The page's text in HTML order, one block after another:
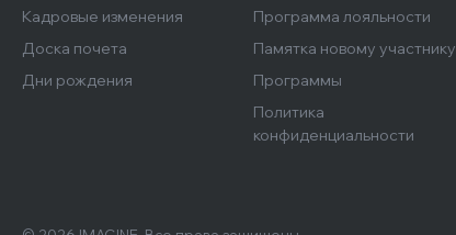
Кадровые изменения
Доска почета
Дни рождения
Программа лояльности
Памятка новому участнику
Программы
Политика
конфиденциальности